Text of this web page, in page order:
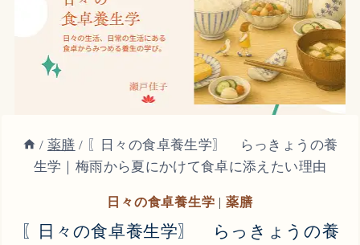
/ 薬膳 / 〖日々の食卓養生学〗 らっきょうの養
生学｜梅雨から夏にかけて食卓に添えたい理由
日々の食卓養生学 |薬膳
〖日々の食卓養生学〗 らっきょうの養